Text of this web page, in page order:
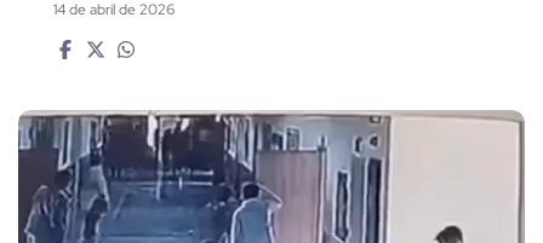
14 de abril de 2026